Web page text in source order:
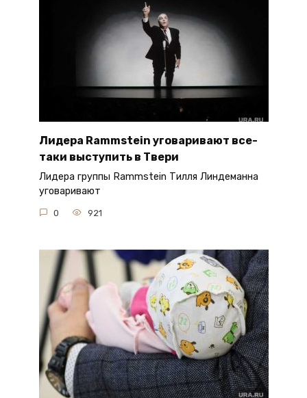
Лидера Rammstein уговаривают все-
таки выступить в Твери
Лидера группы Rammstein Тилля Линдеманна
уговаривают
0 921